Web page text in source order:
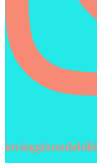
inviaggioconlabibi